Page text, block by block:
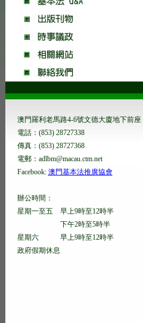
澳門羅利老馬路4-6號文德大廈地下前座
電話：(853) 28727338
傳真：(853) 28727368
電郵：adlbm@macau.ctm.net
Facebook: 澳門基本法推廣協會
辦公時間：
星期一至五 早上9時至12時半
下午2時至5時半
星期六 早上9時至12時半
政府假期休息